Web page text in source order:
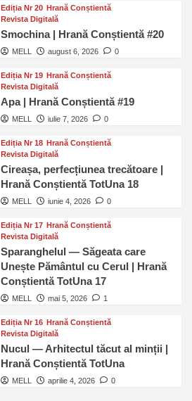
Ediția Nr 20 Hrană Conștientă
Revista Digitală
Smochina | Hrană Conștientă #20
MELL august 6, 2026 0
Ediția Nr 19 Hrană Conștientă
Revista Digitală
Apa | Hrană Conștientă #19
MELL iulie 7, 2026 0
Ediția Nr 18 Hrană Conștientă
Revista Digitală
Cireașa, perfecțiunea trecătoare |
Hrană Conștientă TotUna 18
MELL iunie 4, 2026 0
Ediția Nr 17 Hrană Conștientă
Revista Digitală
Sparanghelul — Săgeata care
Unește Pământul cu Cerul | Hrană
Conștientă TotUna 17
MELL mai 5, 2026 1
Ediția Nr 16 Hrană Conștientă
Revista Digitală
Nucul — Arhitectul tăcut al minții |
Hrană Conștientă TotUna
MELL aprilie 4, 2026 0